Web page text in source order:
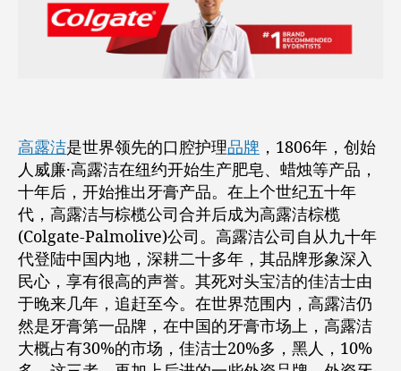
高露洁是世界领先的口腔护理品牌 ，1806年，创始
人威廉·高露洁在纽约开始生产肥皂、蜡烛等产品，
十年后，开始推出牙膏产品。在上个世纪五十年
代，高露洁与棕榄公司合并后成为高露洁棕榄
(Colgate-Palmolive)公司。高露洁公司自从九十年
代登陆中国内地，深耕二十多年，其品牌形象深入
民心，享有很高的声誉。其死对头宝洁的佳洁士由
于晚来几年，追赶至今。在世界范围内，高露洁仍
然是牙膏第一品牌，在中国的牙膏市场上，高露洁
大概占有30%的市场，佳洁士20%多，黑人，10%